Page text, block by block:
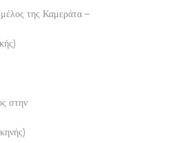
της Καμεράτα –
στην